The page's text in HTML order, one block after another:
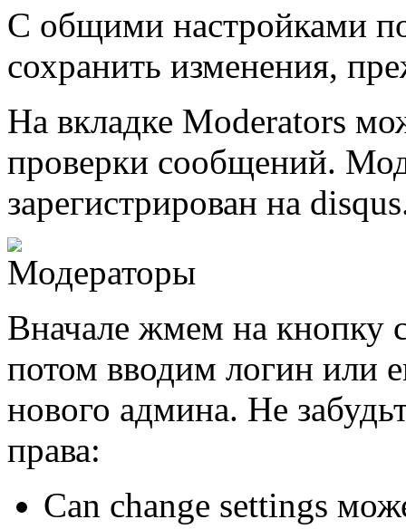
С общими настройками
сохранить изменения,
На вкладке Moderators
проверки сообщений.
зарегистрирован на
Вначале жмем на кнопку
потом вводим логин или
нового админа. Не
права:
Can change settings